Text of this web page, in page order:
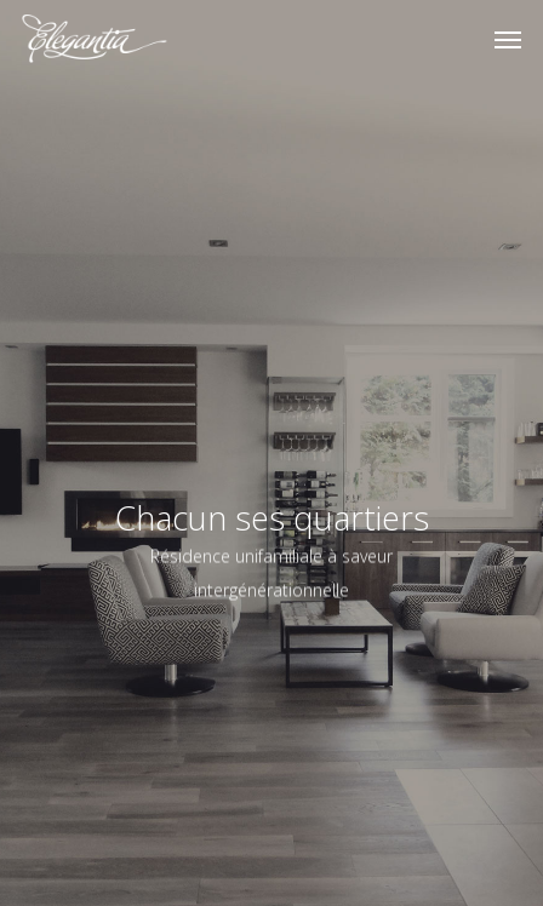
Chacun ses quartiers
Résidence unifamiliale à saveur
intergénérationnelle